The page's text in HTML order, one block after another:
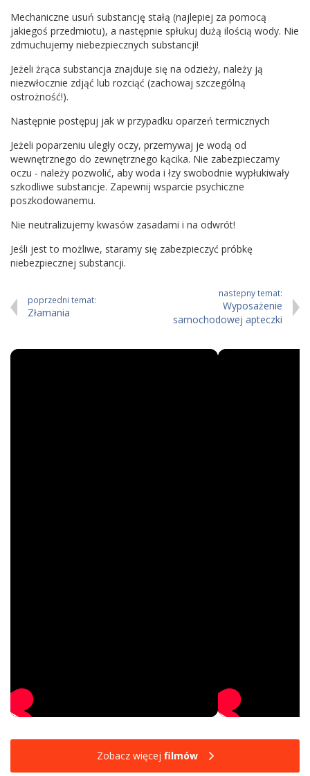
Mechaniczne usuń substancję stałą (najlepiej za pomocą
jakiegoś przedmiotu), a następnie spłukuj dużą ilością wody. Nie
zdmuchujemy niebezpiecznych substancji!
Jeżeli żrąca substancja znajduje się na odzieży, należy ją
niezwłocznie zdjąć lub rozciąć (zachowaj szczególną
ostrożność!).
Następnie postępuj jak w przypadku oparzeń termicznych
Jeżeli poparzeniu uległy oczy, przemywaj je wodą od
wewnętrznego do zewnętrznego kącika. Nie zabezpieczamy
oczu - należy pozwolić, aby woda i łzy swobodnie wypłukiwały
szkodliwe substancje. Zapewnij wsparcie psychiczne
poszkodowanemu.
Nie neutralizujemy kwasów zasadami i na odwrót!
Jeśli jest to możliwe, staramy się zabezpieczyć próbkę
niebezpiecznej substancji.
poprzedni temat:
Złamania
nastepny temat:
Wyposażenie
samochodowej apteczki
Zobacz więcej filmów